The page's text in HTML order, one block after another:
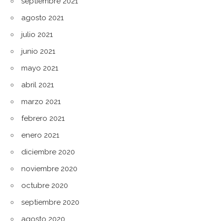
agosto 2021
julio 2021
junio 2021
mayo 2021
abril 2021
marzo 2021
febrero 2021
enero 2021
diciembre 2020
noviembre 2020
octubre 2020
septiembre 2020
agosto 2020